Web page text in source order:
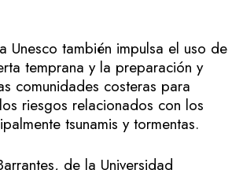
Unesco también impulsa el uso de
temprana y la preparación y
comunidades costeras para
riesgos relacionados con los
tsunamis y tormentas.
de la Universidad